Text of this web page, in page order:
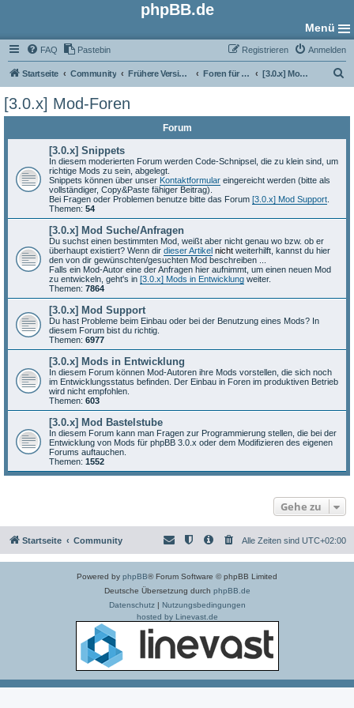
phpBB.de
Menü
FAQ Pastebin Anmelden
Registrieren
Startseite Community Frühere Versionen Foren für phpBB 3.0 [3.0.x] Mod-Foren
[3.0.x] Mod-Foren
Forum
[3.0.x] Snippets
In diesem moderierten Forum werden Code-Schnipsel, die zu klein sind, um
richtige Mods zu sein, abgelegt.
Snippets können über unser Kontaktformular eingereicht werden (bitte als
vollständiger, Copy&Paste fähiger Beitrag).
Bei Fragen oder Problemen benutze bitte das Forum [3.0.x] Mod Support
Themen: 54
[3.0.x] Mod Suche/Anfragen
Du suchst einen bestimmten Mod, weißt aber nicht genau wo bzw. ob er
überhaupt existiert? Wenn dir dieser Artikel nicht weiterhilft, kannst du hier
den von dir gewünschten/gesuchten Mod beschreiben ...
Falls ein Mod-Autor eine der Anfragen hier aufnimmt, um einen neuen Mod
zu entwickeln, geht's in [3.0.x] Mods in Entwicklung weiter.
Themen: 7864
[3.0.x] Mod Support
Du hast Probleme beim Einbau oder bei der Benutzung eines Mods? In
diesem Forum bist du richtig.
Themen: 6977
[3.0.x] Mods in Entwicklung
In diesem Forum können Mod-Autoren ihre Mods vorstellen, die sich noch
im Entwicklungsstatus befinden. Der Einbau in Foren im produktiven Betrieb
wird nicht empfohlen.
Themen: 603
[3.0.x] Mod Bastelstube
In diesem Forum kann man Fragen zur Programmierung stellen, die bei der
Entwicklung von Mods für phpBB 3.0.x oder dem Modifizieren des eigenen
Forums auftauchen.
Themen: 1552
Gehe zu
Startseite Community Alle Zeiten sind UTC+02:00
Powered by phpBB® Forum Software © phpBB Limited
Deutsche Übersetzung durch phpBB.de
Datenschutz| Nutzungsbedingungen
hosted by Linevast.de